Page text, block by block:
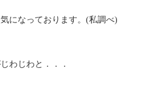
になっております。(私調べ)
わじわと．．．